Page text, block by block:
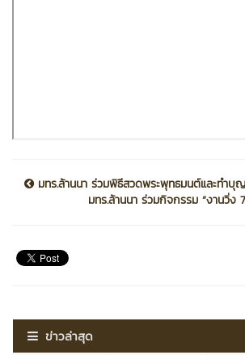
มทร.ล้านนา ร่วมพิธีสวดพระพุทธมนต์และทำบุ
มทร.ล้านนา ร่วมกิจกรรม “งานวิ่ง
ข่าวล่าสุด